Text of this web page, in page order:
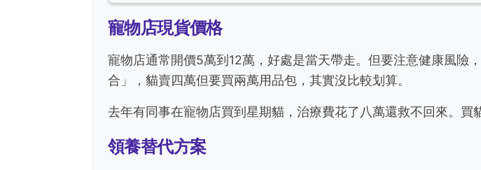
寵物店現貨價格
寵物店通常開價5萬到12萬，好處是當天帶走。但要注意健康風險
合」，貓賣四萬但要買兩萬用品包，其實沒比較划算。
去年有同事在寵物店買到星期貓，治療費花了八萬還救不回來。買
領養替代方案